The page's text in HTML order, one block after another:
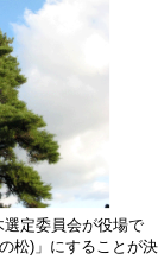
定委員会が役場で
松)」にすることが決